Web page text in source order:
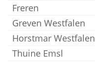
Freren
Greven Westfalen
Horstmar Westfalen
Thuine Emsl